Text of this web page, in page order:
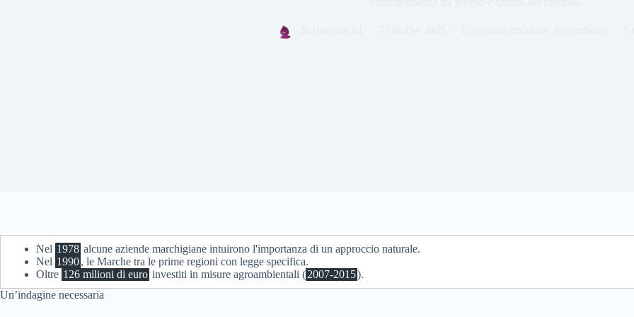
Nel 1978 alcune aziende marchigiane intuirono l'importanza di un approccio naturale.
Nel 1990, le Marche tra le prime regioni con legge specifica.
Oltre 126 milioni di euro investiti in misure agroambientali (2007-2015).
Un’indagine necessaria